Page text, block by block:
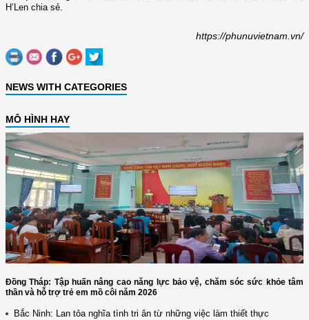
H’Len chia sẻ.
https://phunuvietnam.vn/
NEWS WITH CATEGORIES
MÔ HÌNH HAY
Đồng Tháp: Tập huấn nâng cao năng lực bảo vệ, chăm sóc sức khỏe tâm
thần và hỗ trợ trẻ em mồ côi năm 2026
Bắc Ninh: Lan tỏa nghĩa tình tri ân từ những việc làm thiết thực